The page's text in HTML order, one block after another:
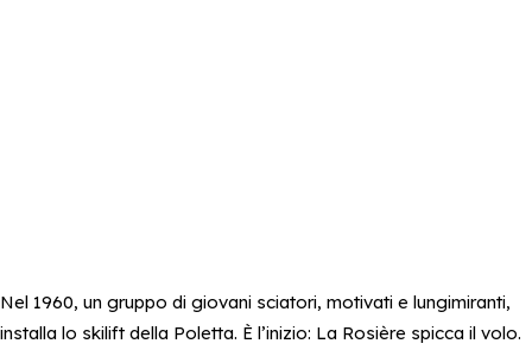
Nel 1960, un gruppo di giovani sciatori, motivati e lungimiranti,
installa lo skilift della Poletta. È l’inizio: La Rosière spicca il volo.